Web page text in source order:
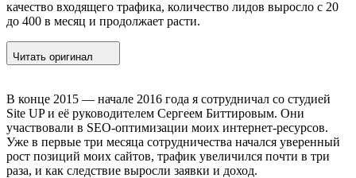
качество входящего трафика, количество лидов выросло с 20
до 400 в месяц и продолжает расти.
Читать оригинал
В конце 2015 — начале 2016 года я сотрудничал со студией
Site UP и её руководителем Сергеем Биттировым. Они
участвовали в SEO-оптимизации моих интернет-ресурсов.
Уже в первые три месяца сотрудничества начался уверенный
рост позиций моих сайтов, трафик увеличился почти в три
раза, и как следствие выросли заявки и доход.